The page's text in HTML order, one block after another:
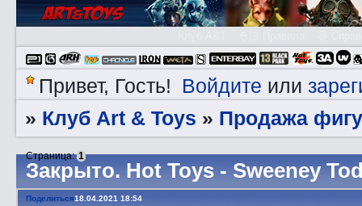
Привет, Гость! Войдите или
» Клуб Art & Toys » Продажа
Закрытo. Hot Toys - Sweeney
Страница:1
Поделиться18.04.2021 18:54